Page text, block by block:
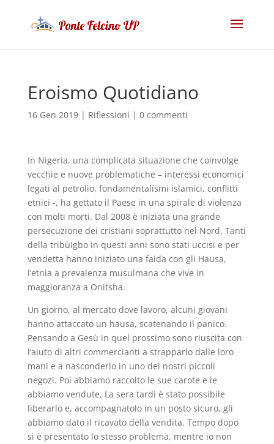
Eroismo Quotidiano
16 Gen 2019| Riflessioni | 0 commenti
In Nigeria, una complicata situazione che coinvolge
vecchie e nuove problematiche – interessi economici
legati al petrolio, fondamentalismi islamici, conflitti
etnici -, ha gettato il Paese in una spirale di violenza
con molti morti. Dal 2008 è iniziata una grande
persecuzione dei cristiani soprattutto nel Nord. Tanti
della tribùIgbo in questi anni sono stati uccisi e per
vendetta hanno iniziato una faida con gli Hausa,
l’etnia a prevalenza musulmana che vive in
maggioranza a Onitsha.
Un giorno, al mercato dove lavoro, alcuni giovani
hanno attaccato un hausa, scatenando il panico.
Pensando a Gesù in quel prossimo sono riuscita con
l’aiuto di altri commercianti a strapparlo dalle loro
mani e a nasconderlo in uno dei nostri piccoli
negozi. Poi abbiamo raccolto le sue carote e le
abbiamo vendute. La sera tardi è stato possibile
liberarlo e, accompagnatolo in un posto sicuro, gli
abbiamo dato il ricavato della vendita. Tempo dopo
si è presentato lo stesso problema, mentre io non